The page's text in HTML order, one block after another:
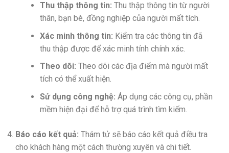
Thu thập thông tin: Thu thập thông tin từ người
thân, bạn bè, đồng nghiệp của người mất tích.
Xác minh thông tin: Kiểm tra các thông tin đã
thu thập được để xác minh tính chính xác.
Theo dõi: Theo dõi các địa điểm mà người mất
tích có thể xuất hiện.
Sử dụng công nghệ: Áp dụng các công cụ, phần
mềm hiện đại để hỗ trợ quá trình tìm kiếm.
Báo cáo kết quả: Thám tử sẽ báo cáo kết quả điều tra
cho khách hàng một cách thường xuyên và chi tiết.